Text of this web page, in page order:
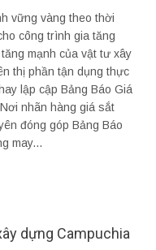
vững vàng theo thời
công trình gia tăng
mạnh của vật tư xây
thị phần tận dụng thực
lập cập Bảng Báo Giá
nhãn hàng giá sắt
đóng góp Bảng Báo
may...
dựng Campuchia